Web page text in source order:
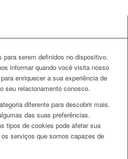
para serem definidos no dispositivo.
informar quando você visita nosso
enriquecer a sua experiência de
seu relacionamento conosco.
diferente para descobrir mais.
das suas preferências.
tipos de cookies pode afetar sua
serviços que somos capazes de